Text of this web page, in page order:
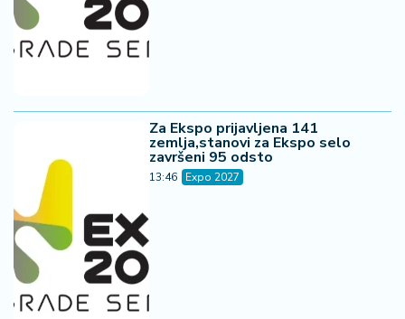
Za Ekspo prijavljena 141
zemlja,stanovi za Ekspo selo
završeni 95 odsto
13:46 Expo 2027